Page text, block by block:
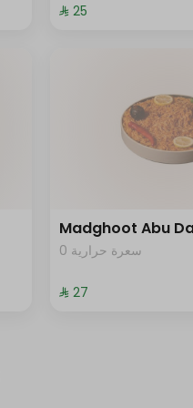
⁨⁦‪‬ 25⁩
Madghoot Abu
0 سعرة حرارية
⁨⁦‪‬ 27⁩